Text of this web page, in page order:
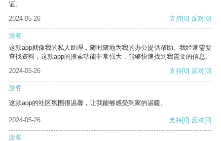
证。
2024-05-26
支持[0] 反对[0]
游客
这款app就像我的私人助理，随时随地为我的办公提供帮助。我经常需要
查找资料，这款app的搜索功能非常强大，能够快速找到我需要的信息。
2024-05-26
支持[0] 反对[0]
游客
这款app的社区氛围很温馨，让我能够感受到家的温暖。
2024-05-26 支持[0] 反对[0]
游客